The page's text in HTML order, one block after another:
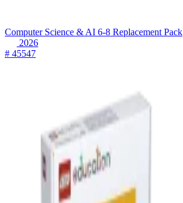
Computer Science & AI 6-8 Replacement Pack
2026
# 45547